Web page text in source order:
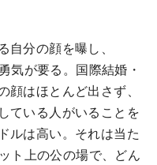
分の顔を曝し、
気が要る。国際結婚・
はほとんど出さず、
ている人がいることを
ルは高い。それは当た
ト上の公の場で、どん